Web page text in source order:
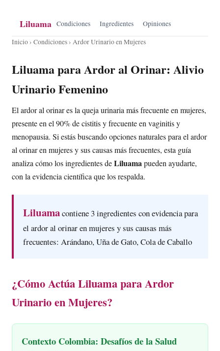
Liluama Condiciones Ingredientes Opiniones
Inicio› Condiciones› Ardor Urinario en Mujeres
Liluama para Ardor al Orinar: Alivio
Urinario Femenino
El ardor al orinar es la queja urinaria más frecuente en mujeres,
presente en el 90% de cistitis y frecuente en vaginitis y
menopausia. Si estás buscando opciones naturales para el ardor
al orinar en mujeres y sus causas más frecuentes, esta guía
analiza cómo los ingredientes deLiluamapueden ayudarte,
con la evidencia científica que los respalda.
Liluamacontiene 3 ingredientes con evidencia para
el ardor al orinar en mujeres y sus causas más
frecuentes: Arándano, Uña de Gato, Cola de Caballo
¿Cómo Actúa Liluama para Ardor
Urinario en Mujeres?
Contexto Colombia: Desafíos de la Salud